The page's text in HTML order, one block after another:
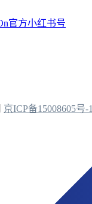
京ICP备15008605号-1